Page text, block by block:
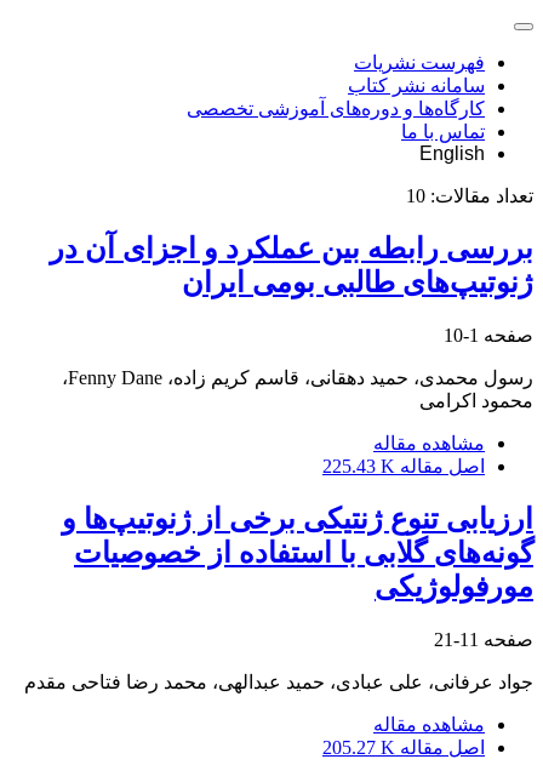
فهرست نشریات
سامانه نشر کتاب
کارگاه‌ها و دوره‌های آموزشی تخصصی
تماس با ما
English
تعداد مقالات: 10
بررسی رابطه بین عملکرد و اجزای آن در
ژنوتیپ‌های طالبی بومی ایران
صفحه 1-10
رسول محمدی، حمید دهقانی، قاسم کریم زاده، Fenny Dane،
محمود اکرامی
مشاهده مقاله
اصل مقاله 225.43 K
ارزیابی تنوع ژنتیکی برخی از ژنوتیپ‏‌ها و
گونه‏‌‌های گلابی با استفاده از خصوصیات
مورفولوژیکی
صفحه 11-21
جواد عرفانی، علی عبادی، حمید عبدالهی، محمد رضا فتاحی مقدم
مشاهده مقاله
اصل مقاله 205.27 K